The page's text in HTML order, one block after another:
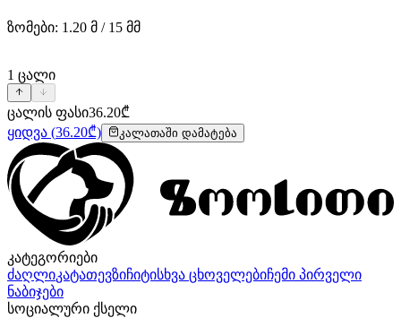
ზომები: 1.20 მ / 15 მმ
1 ცალი
ცალის ფასი36.20₾
ყიდვა (36.20₾) კალათაში დამატება
კატეგორიები
ძაღლიკატათევზიჩიტისხვა ცხოველებიჩემი პირველი
ნაბიჯები
სოციალური ქსელი